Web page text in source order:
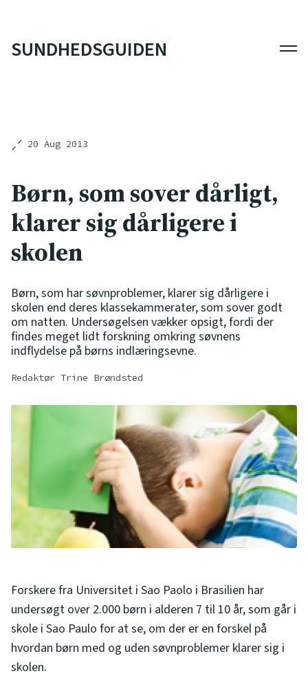
SUNDHEDSGUIDEN
20 Aug 2013
Børn, som sover dårligt,
klarer sig dårligere i
skolen
Børn, som har søvnproblemer, klarer sig dårligere i
skolen end deres klassekammerater, som sover godt
om natten. Undersøgelsen vækker opsigt, fordi der
findes meget lidt forskning omkring søvnens
indflydelse på børns indlæringsevne.
Redaktør Trine Brøndsted
Forskere fra Universitet i Sao Paolo i Brasilien har
undersøgt over 2.000 børn i alderen 7 til 10 år, som går i
skole i Sao Paulo for at se, om der er en forskel på
hvordan børn med og uden søvnproblemer klarer sig i
skolen.